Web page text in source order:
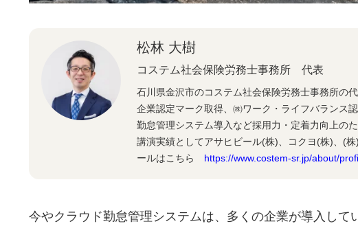
松林 大樹
コステム社会保険労務士事務所 代表
石川県金沢市のコステム社会保険労務士事務所の
企業認定マーク取得、㈱ワーク・ライフバランス
勤怠管理システム導入など採用力・定着力向上の
講演実績としてアサヒビール(株)、コクヨ(株)、(
ールはこちら
https://www.costem-sr.jp/about/
今やクラウド勤怠管理システムは、多くの企業が導入して